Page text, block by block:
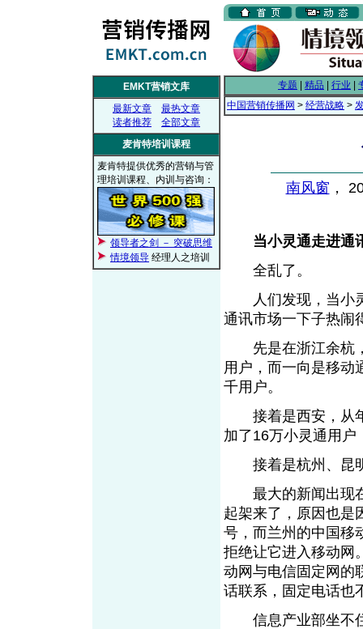
EMKT营销文库
最新文章
最热文章
读者推荐
全部文章
麦肯特培训课程
麦肯特提供优秀的营销与管
理培训课程、内训与咨询：
领导者之剑 － 突破思维
情境领导 经理人之培训
专题 精品 行业
中国营销传播网 > 经营战略 >
南风窗 ，
当小灵通走进通
全乱了。
人们发现，当小灵
通讯市场一下子热闹
先是在浙江余杭，
用户，而一向是移动
千用户。
接着是西安，从年
加了16万小灵通用户
接着是杭州、
最大的新闻出现在
起架来了，原因也是
号，而兰州的中国移
拒绝让它进入移动网
动网与电信固定网的
话联系，固定电话也
信息产业部坐不住